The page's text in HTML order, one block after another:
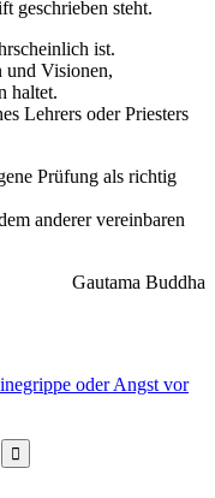
geschrieben steht.
ist.
und Visionen,
haltet.
Lehrers oder Priesters
Prüfung als richtig
anderer vereinbaren
Gautama Buddha
oder Angst vor